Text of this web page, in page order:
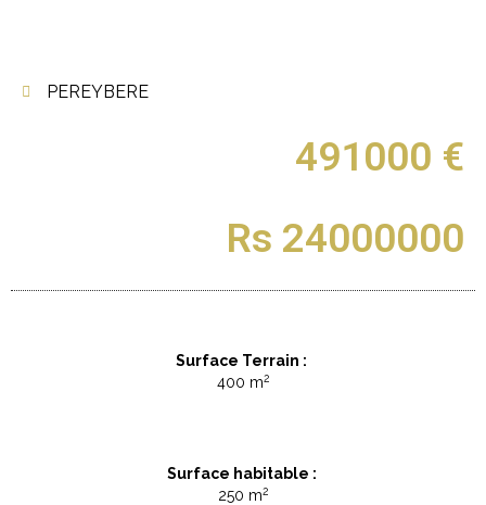
PEREYBERE
491000 €
Rs 24000000
Surface Terrain :
400 m2
Surface habitable :
250 m2